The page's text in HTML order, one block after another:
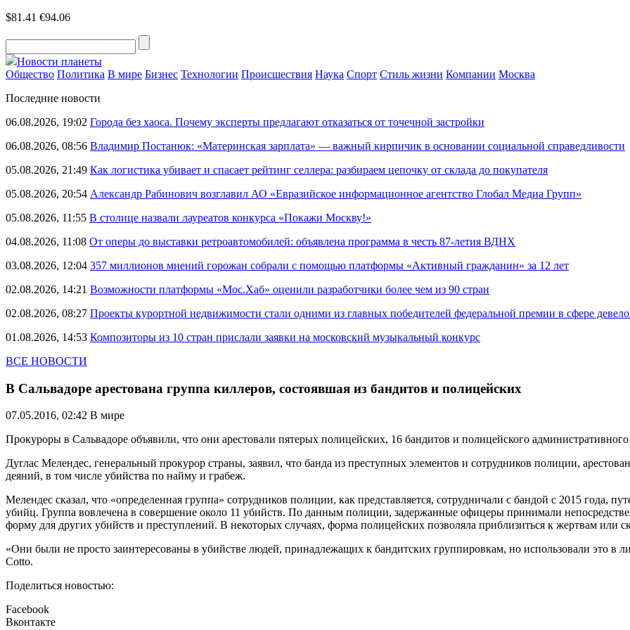
$81.41 €94.06
Новости планеты
Общество Политика В мире Бизнес Технологии Происшествия Наука Спорт Стиль жизни Компании Москва
Последние новости
06.08.2026, 19:02 Города без хаоса. Почему эксперты предлагают отказаться от точечной застройки
06.08.2026, 08:56 Владимир Постанюк: «Материнская зарплата» — важный кирпичик в основании социальной справедливости
05.08.2026, 21:49 Как логистика убивает и спасает рейтинг селлера: разбираем цепочку от склада до покупателя
05.08.2026, 20:54 Александр Рабинович возглавил АО «Евразийское информационное агентство Глобал Медиа Групп»
05.08.2026, 11:55 В столице назвали лауреатов конкурса «Покажи Москву!»
04.08.2026, 11:08 От оперы до выставки ретроавтомобилей: объявлена программа в честь 87-летия ВДНХ
03.08.2026, 12:04 357 миллионов мнений горожан собрали с помощью платформы «Активный гражданин» за 12 лет
02.08.2026, 14:21 Возможности платформы «Мос.Хаб» оценили разработчики более чем из 90 стран
02.08.2026, 08:27 Проекты курортной недвижимости стали одними из главных победителей федеральной премии в сфере
01.08.2026, 14:53 Композиторы из 10 стран прислали заявки на московский музыкальный конкурс
ВСЕ НОВОСТИ
В Сальвадоре арестована группа киллеров, состоявшая из бандитов и полицейских
07.05.2016, 02:42 В мире
Прокуроры в Сальвадоре объявили, что они арестовали пятерых полицейских, 16 бандитов и полицейского
Дуглас Мелендес, генеральный прокурор страны, заявил, что банда из преступных элементов и сотрудников полиции,
деяний, в том числе убийства по найму и грабеж.
Мелендес сказал, что «определенная группа» сотрудников полиции, как представляется, сотрудничали с бандой с 2015 года,
убийц. Группа вовлечена в совершение около 11 убийств. По данным полиции, задержанные офицеры принимали
форму для других убийств и преступлений. В некоторых случаях, форма полицейских позволяла приблизиться к жертвам или
«Они были не просто заинтересованы в убийстве людей, принадлежащих к бандитских группировкам, но использовали это в
Cotto.
Поделиться новостью:
Facebook
Вконтакте